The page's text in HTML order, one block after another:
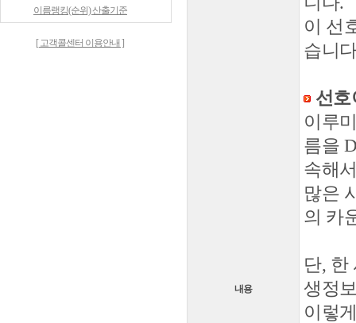
이름랭킹(순위) 산출기준
[ 고객콜센터 이용안내 ]
내용
이 선
습니
선호
이루
름을
속해
많은
의 카
단, 한
생정
이렇